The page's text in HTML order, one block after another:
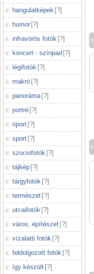
hangulatképek [?]
humor [?]
infravörös fotók [?]
koncert - színpad [?]
légifotók [?]
makró [?]
panoráma [?]
portré [?]
riport [?]
sport [?]
szociofotók [?]
tájkép [?]
tárgyfotók [?]
természet [?]
utcaifotók [?]
város, építészet [?]
vízalatti fotók [?]
feldolgozott fotók [?]
így készült [?]